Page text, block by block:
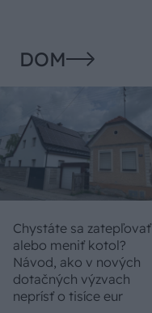
DOM
Chystáte sa zatepľovať
alebo meniť kotol?
Návod, ako v nových
dotačných výzvach
neprísť o tisíce eur